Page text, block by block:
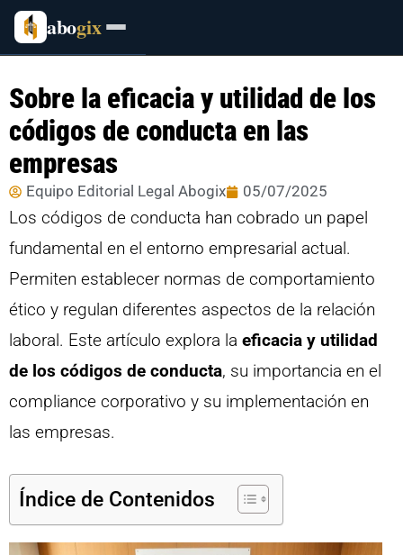
abogix
Sobre la eficacia y utilidad de los
códigos de conducta en las
empresas
Equipo Editorial Legal Abogix 05/07/2025
Los códigos de conducta han cobrado un papel
fundamental en el entorno empresarial actual.
Permiten establecer normas de comportamiento
ético y regulan diferentes aspectos de la relación
laboral. Este artículo explora la eficacia y utilidad
de los códigos de conducta, su importancia en el
compliance corporativo y su implementación en
las empresas.
Índice de Contenidos